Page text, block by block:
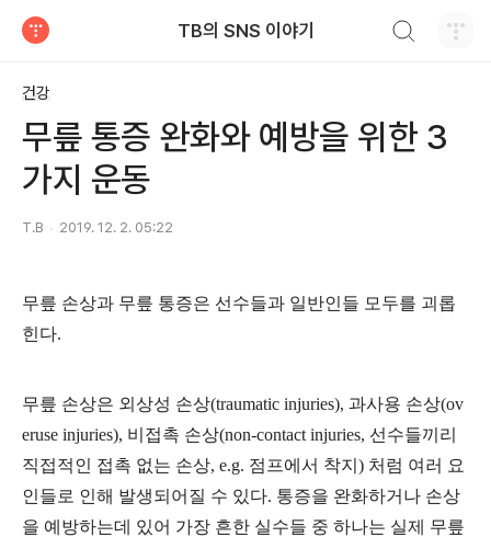
TB의 SNS 이야기
건강
무릎 통증 완화와 예방을 위한 3
가지 운동
T.B 2019. 12. 2. 05:22
무릎 손상과 무릎 통증은 선수들과 일반인들 모두를 괴롭
힌다.
무릎 손상은 외상성 손상(traumatic injuries), 과사용 손상(ov
eruse injuries), 비접촉 손상(non-contact injuries, 선수들끼리
직접적인 접촉 없는 손상, e.g. 점프에서 착지 ) 처럼 여러 요
인들로 인해 발생되어질 수 있다. 통증을 완화하거나 손상
을 예방하는데 있어 가장 흔한 실수들 중 하나는 실제 무릎